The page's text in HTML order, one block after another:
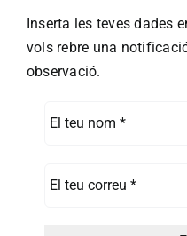
Inserta les teves dades
vols rebre una
observació.